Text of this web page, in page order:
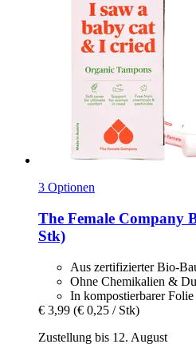
3 Optionen
The Female Company
Stk)
Aus zertifizierter Bio-
Ohne Chemikalien &
In kompostierbarer Folie
€ 3,99 (€ 0,25 / Stk)
Zustellung bis 12. August